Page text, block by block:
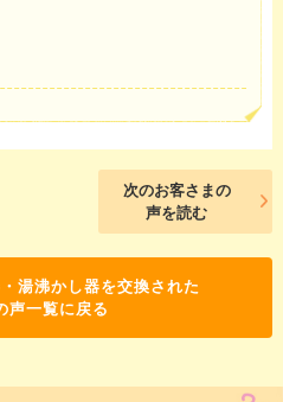
次のお客さまの
声を読む
湯沸かし器を交換された
声一覧に戻る